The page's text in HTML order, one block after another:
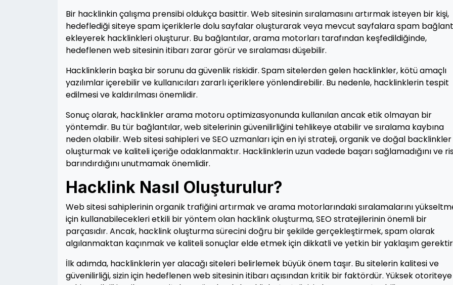
Bir hacklinkin çalışma prensibi oldukça basittir. Web sitesinin sıralamasını artırmak isteyen bir kişi,
hedeflediği siteye spam içeriklerle dolu sayfalar oluşturarak veya mevcut sayfalara spam
ekleyerek hacklinkleri oluşturur. Bu bağlantılar, arama motorları tarafından keşfedildiğinde,
hedeflenen web sitesinin itibarı zarar görür ve sıralaması düşebilir.
Hacklinklerin başka bir sorunu da güvenlik riskidir. Spam sitelerden gelen hacklinkler, kötü amaçlı
yazılımlar içerebilir ve kullanıcıları zararlı içeriklere yönlendirebilir. Bu nedenle, hacklinklerin tespit
edilmesi ve kaldırılması önemlidir.
Sonuç olarak, hacklinkler arama motoru optimizasyonunda kullanılan ancak etik olmayan bir
yöntemdir. Bu tür bağlantılar, web sitelerinin güvenilirliğini tehlikeye atabilir ve sıralama kaybına
neden olabilir. Web sitesi sahipleri ve SEO uzmanları için en iyi strateji, organik ve doğal backlinkler
oluşturmak ve kaliteli içeriğe odaklanmaktır. Hacklinklerin uzun vadede başarı sağlamadığını ve
barındırdığını unutmamak önemlidir.
Hacklink Nasıl Oluşturulur?
Web sitesi sahiplerinin organik trafiğini artırmak ve arama motorlarındaki sıralamalarını
için kullanabilecekleri etkili bir yöntem olan hacklink oluşturma, SEO stratejilerinin önemli bir
parçasıdır. Ancak, hacklink oluşturma sürecini doğru bir şekilde gerçekleştirmek, spam olarak
algılanmaktan kaçınmak ve kaliteli sonuçlar elde etmek için dikkatli ve yetkin bir yaklaşım
İlk adımda, hacklinklerin yer alacağı siteleri belirlemek büyük önem taşır. Bu sitelerin kalitesi ve
güvenilirliği, sizin için hedeflenen web sitesinin itibarı açısından kritik bir faktördür. Yüksek otoriteye